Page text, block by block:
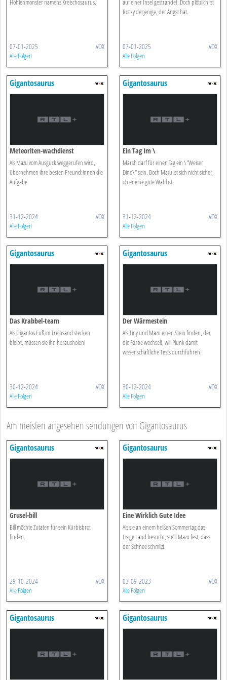
Höhlenmonster namens Kreischosaurus.
07-01-2025 VOX
Alle Folgen
auf einer Insel gestrandet. Doch plötzlich ist
Rocky derjenige, der Angst hat.
07-01-2025 VOX
Alle Folgen
Gigantosaurus
Meteoriten-wachdienst
Als Mazu vom Ausguck weggerufen wird,
übernehmen ihre besten Freund:innen die
Aufgabe.
31-12-2024 VOX
Alle Folgen
Gigantosaurus
Ein Tag Im \
Marsh darf für einen Tag ein \"Weiser
Dino\" sein. Doch Mazu ist sich nicht sicher,
ob er eine gute Wahl ist.
31-12-2024 VOX
Alle Folgen
Gigantosaurus
Das Krabbel-team
Als Gigantos Fuß im Treibsand stecken
bleibt, müssen sie ihn herausholen!
30-12-2024 VOX
Alle Folgen
Gigantosaurus
Der Wärmestein
Als Tiny und Mazu einen Stein finden, der
die Farbe wechselt, will Plunk damit
wissenschaftliche Tests durchführen.
30-12-2024 VOX
Alle Folgen
Am meisten angesehen sendungen von Gigantosaurus
Gigantosaurus
Grusel-bill
Bill möchte Zutaten für sein Kürbisbrot
finden.
29-10-2024 VOX
Alle Folgen
Gigantosaurus
Eine Wirklich Gute Idee
Als sie an einem heißen Sommertag das
Eisige Land besucht, stellt Mazu fest, dass
der Schnee schmilzt.
03-09-2023 VOX
Alle Folgen
Gigantosaurus Gigantosaurus